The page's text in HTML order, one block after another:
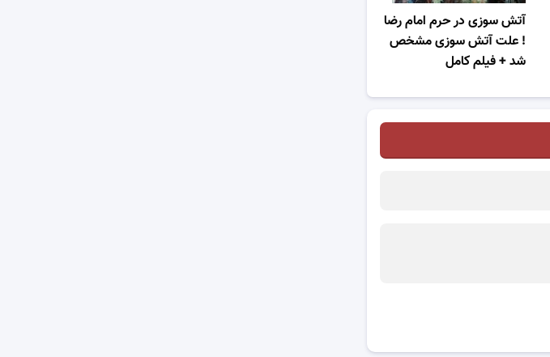
آتش سوزی در حرم امام رضا
! علت آتش سوزی مشخص
شد + فیلم کامل